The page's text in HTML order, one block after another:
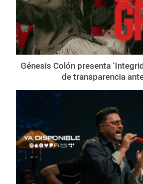
Génesis Colón presenta
de transparencia